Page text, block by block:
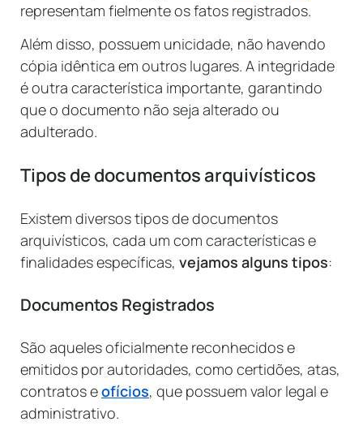
representam fielmente os fatos registrados.
Além disso, possuem unicidade, não havendo
cópia idêntica em outros lugares. A integridade
é outra característica importante, garantindo
que o documento não seja alterado ou
adulterado.
Tipos de documentos arquivísticos
Existem diversos tipos de documentos
arquivísticos, cada um com características e
finalidades específicas, vejamos alguns tipos:
Documentos Registrados
São aqueles oficialmente reconhecidos e
emitidos por autoridades, como certidões, atas,
contratos eofícios, que possuem valor legal e
administrativo.